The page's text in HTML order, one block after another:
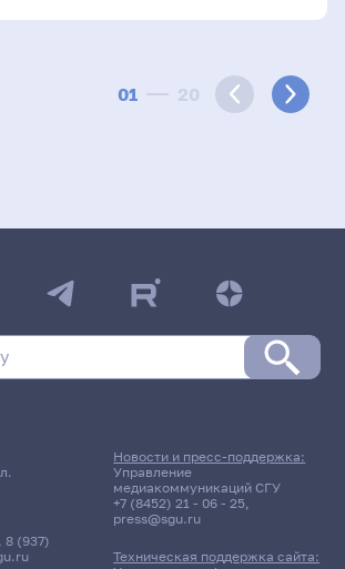
01 20
8 (937)
Новости и пресс-поддержка:
Управление
медиакоммуникаций СГУ
+7 (8452) 21 - 06 - 25,
press@sgu.ru
Техническая поддержка сайта: